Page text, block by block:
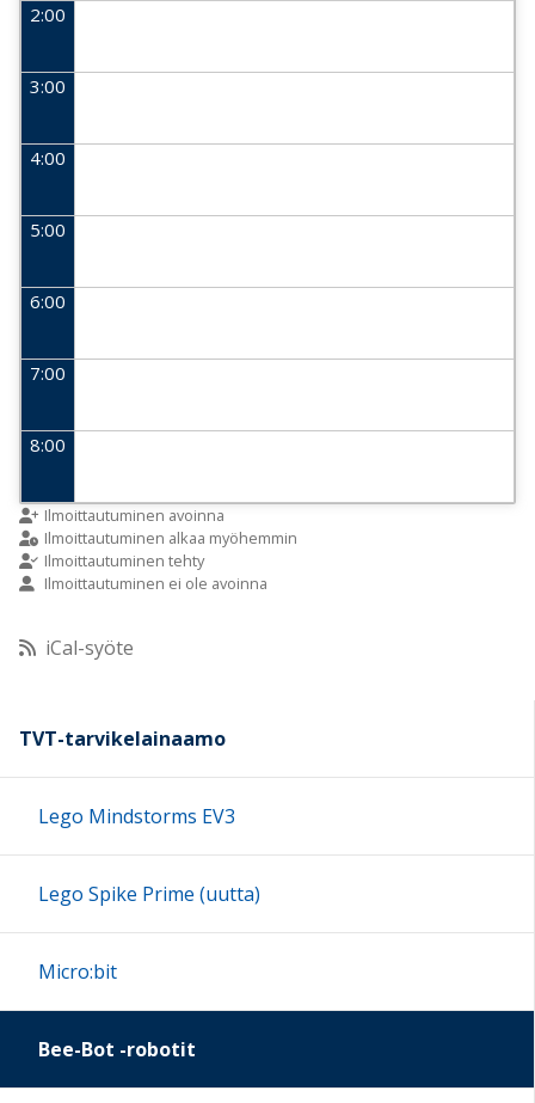
2:00
3:00
4:00
5:00
6:00
7:00
8:00
9:00
10:00
11:00
12:00
16:00
17:00
Ilmoittautuminen avoinna
Ilmoittautuminen alkaa myöhemmin
Ilmoittautuminen tehty
Ilmoittautuminen ei ole avoinna
iCal-syöte
TVT-tarvikelainaamo
Lego Mindstorms EV3
Lego Spike Prime (uutta)
Micro:bit
Bee-Bot -robotit